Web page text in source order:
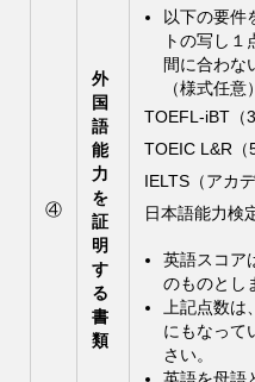
④
外
国
語
能
力
を
証
明
す
る
書
類
以下の要件
トの写し
間に合わな
（様式任
TOEFL-iBT（
TOEIC L&R（
IELTS（アカ
日本語能力検
英語スコア
のものとし
上記点数は
にもなって
さい。